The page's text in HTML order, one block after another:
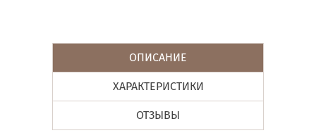
ОПИСАНИЕ
ХАРАКТЕРИСТИКИ
ОТЗЫВЫ